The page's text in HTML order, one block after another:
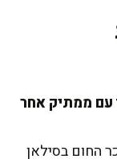
עם ממתיק אחר
החום בסילאן